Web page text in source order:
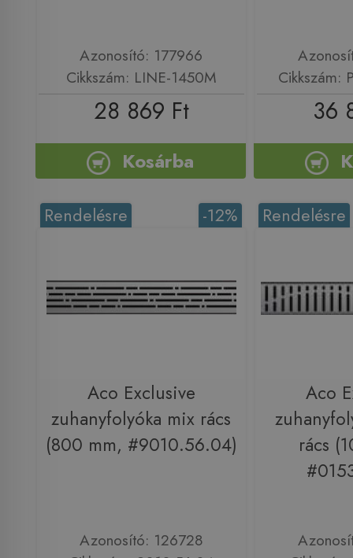
Azonosító: 177966
Cikkszám: LINE-1450M
28 869 Ft
Kosárba
Cikkszám:
36
-12%
Rendelésre
Aco Exclusive
zuhanyfolyóka mix rács
(800 mm, #9010.56.04)
Azonosító: 126728
Rendelésre
Aco
rács